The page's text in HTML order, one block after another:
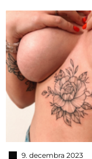
9. decembra 2023